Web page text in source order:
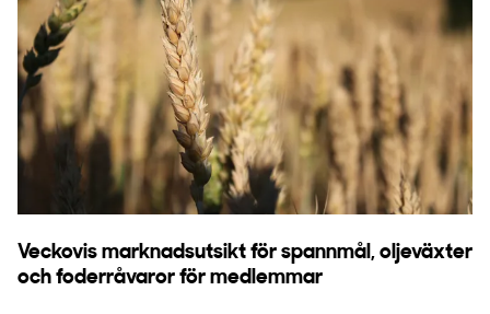
Veckovis marknadsutsikt för spannmål, oljeväxter
och foderråvaror för medlemmar